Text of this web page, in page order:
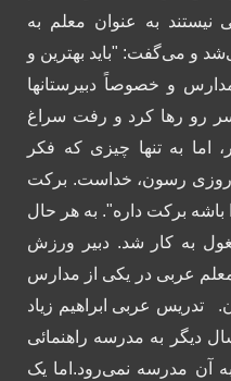
نیستند به عنوان معلم به
و می‌گفت: "باید بهترین و
مدارس و خصوصاً دبیرستانها
رو رها کرد و رفت سراغ
اما به تنها چیزی که فکر
رسون، خداست. برکت
برکت داره". به هر حال
به کار شد. دبیر ورزش
ابوریحان منطقه 14 و معلم عربی در یکی از مدارس
تدریس عربی ابراهیم زیاد
دیگر به مدرسه راهنمائی
آن مدرسه نمی‌رود. اما یک